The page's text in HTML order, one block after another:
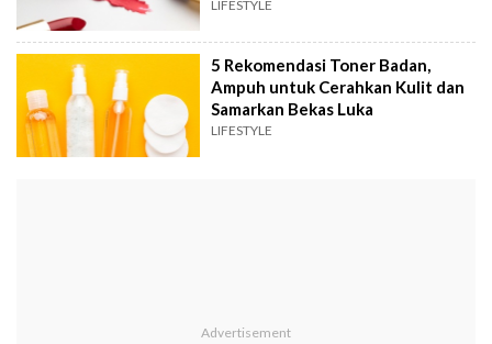
LIFESTYLE
5 Rekomendasi Toner Badan,
Ampuh untuk Cerahkan Kulit dan
Samarkan Bekas Luka
LIFESTYLE